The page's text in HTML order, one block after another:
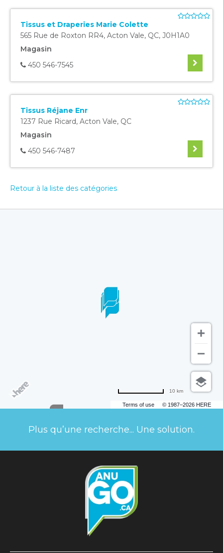
Tissus et Draperies Marie Colette
565 Rue de Roxton RR4, Acton Vale, QC, J0H1A0
Magasin
450 546-7545
Tissus Réjane Enr
1237 Rue Ricard, Acton Vale, QC
Magasin
450 546-7487
Retour à la liste des catégories
Terms of use © 1987–2026 HERE
10 km
Plus qu’une recherche... Une solution.